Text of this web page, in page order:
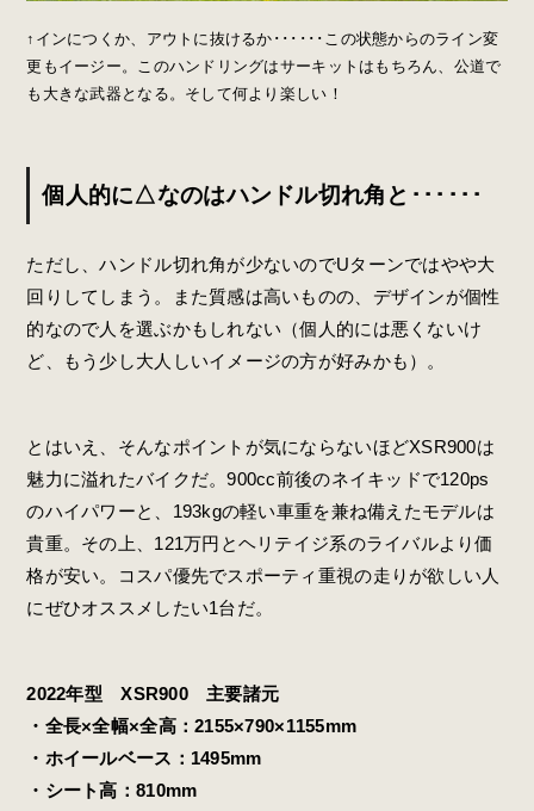
↑インにつくか、アウトに抜けるか･･････この状態からのライン変
更もイージー。このハンドリングはサーキットはもちろん、公道で
も大きな武器となる。そして何より楽しい！
個人的に△なのはハンドル切れ角と･･････
ただし、ハンドル切れ角が少ないのでUターンではやや大
回りしてしまう。また質感は高いものの、デザインが個性
的なので人を選ぶかもしれない（個人的には悪くないけ
ど、もう少し大人しいイメージの方が好みかも）。
とはいえ、そんなポイントが気にならないほどXSR900は
魅力に溢れたバイクだ。900cc前後のネイキッドで120ps
のハイパワーと、193kgの軽い車重を兼ね備えたモデルは
貴重。その上、121万円とヘリテイジ系のライバルより価
格が安い。コスパ優先でスポーティ重視の走りが欲しい人
にぜひオススメしたい1台だ。
2022年型 XSR900 主要諸元
・全長×全幅×全高：2155×790×1155mm
・ホイールベース：1495mm
・シート高：810mm